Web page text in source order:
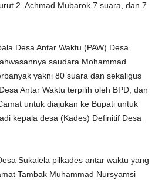
2. Achmad Mubarok 7 suara, dan 7
Desa Antar Waktu (PAW) Desa
saudara Mohammad
yakni 80 suara dan sekaligus
Antar Waktu terpilih oleh BPD, dan
untuk diajukan ke Bupati untuk
kepala desa (Kades) Definitif Desa
Sukalela pilkades antar waktu yang
Tambak Muhammad Nursyamsi